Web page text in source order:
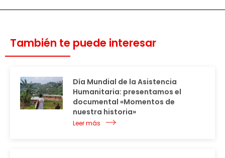
También te puede interesar
Día Mundial de la Asistencia
Humanitaria: presentamos el
documental «Momentos de
nuestra historia»
Leer más